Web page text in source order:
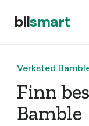
bilsmart
Verksted
Finn
Bamble